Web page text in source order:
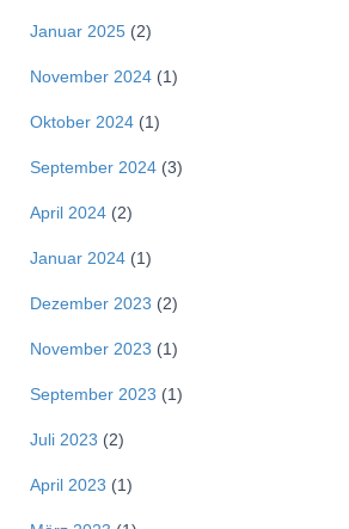
Januar 2025 (2)
November 2024 (1)
Oktober 2024 (1)
September 2024 (3)
April 2024 (2)
Januar 2024 (1)
Dezember 2023 (2)
November 2023 (1)
September 2023 (1)
Juli 2023 (2)
April 2023 (1)